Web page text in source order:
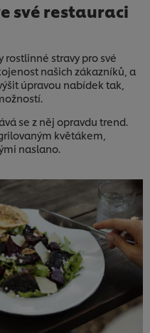
své restauraci
rostlinné stravy pro své
našich zákazníků, a
úpravou nabídek tak,
se z něj opravdu trend.
květákem,
naslano.